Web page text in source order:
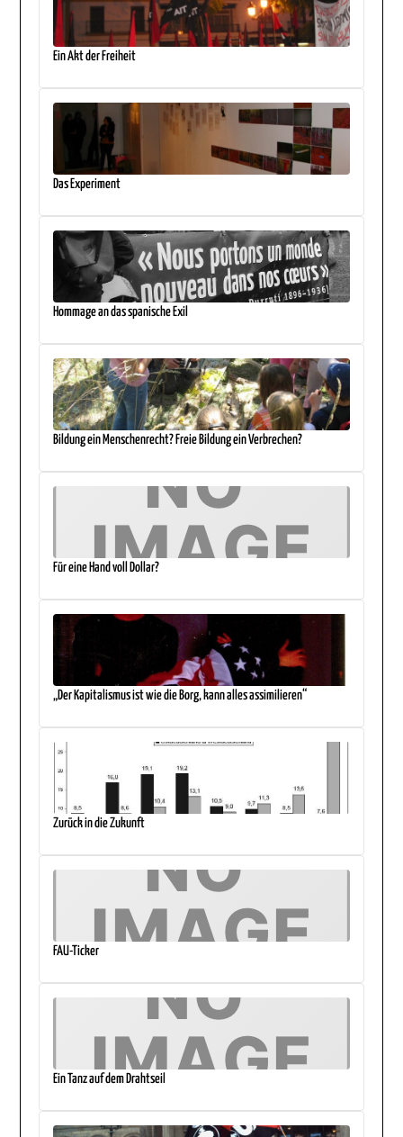
Ein Akt der Freiheit
Das Experiment
Hommage an das spanische Exil
Bildung ein Menschenrecht? Freie Bildung ein Verbrechen?
Für eine Hand voll Dollar?
„Der Kapitalismus ist wie die Borg, kann alles assimilieren“
Zurück in die Zukunft
FAU-Ticker
Ein Tanz auf dem Drahtseil